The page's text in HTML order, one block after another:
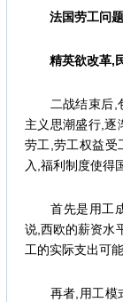
法国劳工问题
精英欲改革,
二战结束后,包
主义思潮盛行,逐
劳工,劳工权益受
入,福利制度使得
首先是用工成
说,西欧的薪资水
工的实际支出可
再者,用工模式